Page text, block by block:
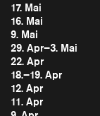
17. Mai
16. Mai
9. Mai
29. Apr–3. Mai
22. Apr
18.–19. Apr
12. Apr
11. Apr